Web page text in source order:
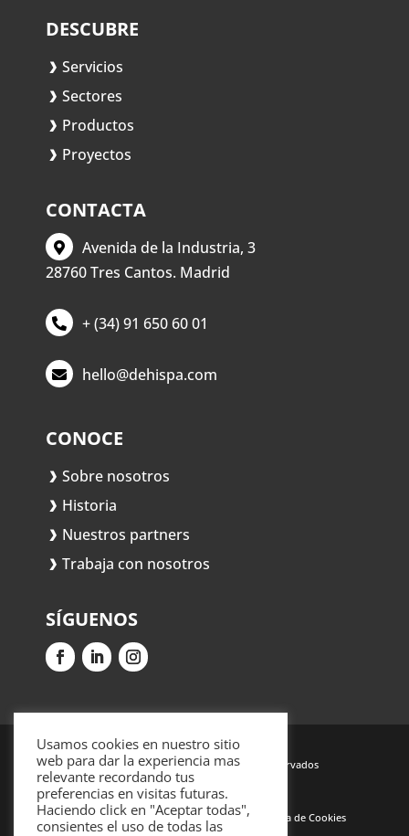
DESCUBRE
Servicios
Sectores
Productos
Proyectos
CONTACTA
Avenida de la Industria, 3
28760 Tres Cantos. Madrid
+ (34) 91 650 60 01
hello@dehispa.com
CONOCE
Sobre nosotros
Historia
Nuestros partners
Trabaja con nosotros
SÍGUENOS
© 2021 Dehispa. Todos los derechos reservados
Aviso legal Política de privacidad Política de Cookies
Usamos cookies en nuestro sitio
web para dar la experiencia mas
relevante recordando tus
preferencias en visitas futuras.
Haciendo click en "Aceptar todas",
consientes el uso de todas las